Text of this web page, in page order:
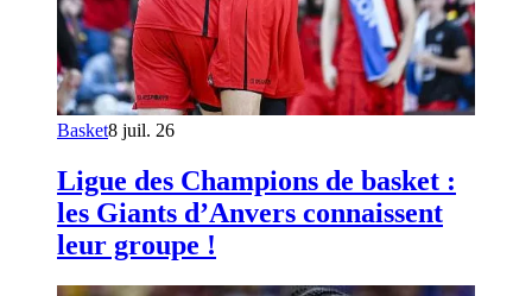
Basket8 juil. 26
Ligue des Champions de basket :
les Giants d’Anvers connaissent
leur groupe !